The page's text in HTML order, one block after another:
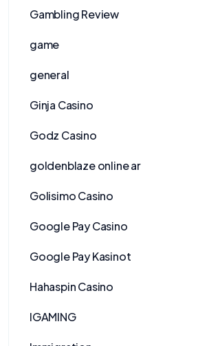
Gambling Review
game
general
Ginja Casino
Godz Casino
goldenblaze online ar
Golisimo Casino
Google Pay Casino
Google Pay Kasinot
Hahaspin Casino
IGAMING